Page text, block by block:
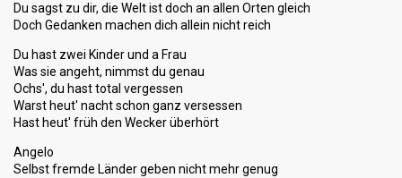
Du sagst zu dir, die Welt ist doch an allen Orten gleich
Doch Gedanken machen dich allein nicht reich
Du hast zwei Kinder und a Frau
Was sie angeht, nimmst du genau
Ochs', du hast total vergessen
Warst heut' nacht schon ganz versessen
Hast heut' früh den Wecker überhört
Angelo
Selbst fremde Länder geben nicht mehr genug